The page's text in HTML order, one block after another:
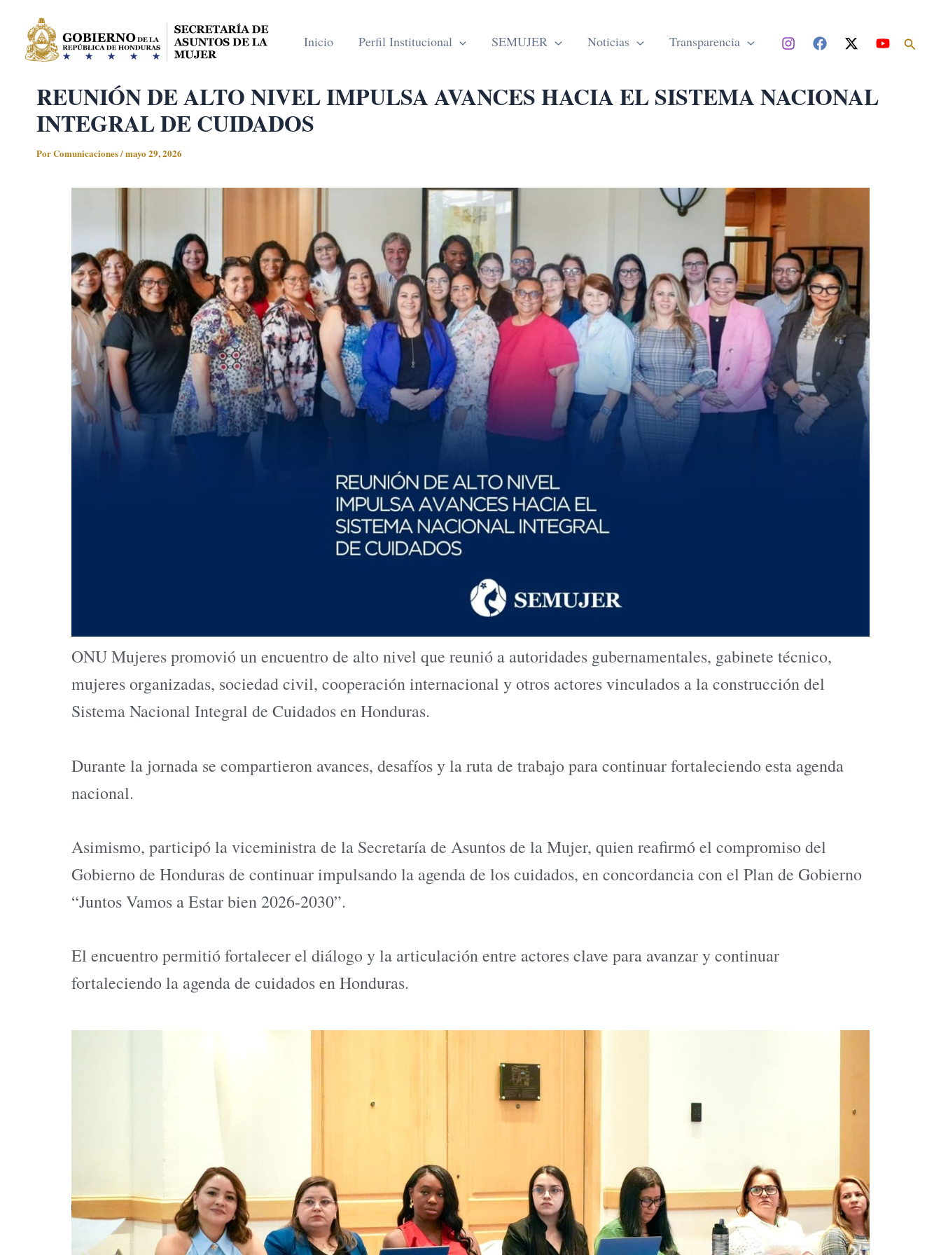
contenido
Inicio Perfil Institucional SEMUJER Noticias Transparencia Buscar
REUNIÓN DE ALTO NIVEL IMPULSA AVANCES HACIA EL SISTEMA NACIONAL
INTEGRAL DE CUIDADOS
PorComunicaciones/mayo 29, 2026
ONU Mujeres promovió un encuentro de alto nivel que reunió a autoridades gubernamentales, gabinete técnico,
mujeres organizadas, sociedad civil, cooperación internacional y otros actores vinculados a la construcción del
Sistema Nacional Integral de Cuidados en Honduras.
Durante la jornada se compartieron avances, desafíos y la ruta de trabajo para continuar fortaleciendo esta agenda
nacional.
Asimismo, participó la viceministra de la Secretaría de Asuntos de la Mujer, quien reafirmó el compromiso del
Gobierno de Honduras de continuar impulsando la agenda de los cuidados, en concordancia con el Plan de Gobierno
“Juntos Vamos a Estar bien 2026-2030”.
El encuentro permitió fortalecer el diálogo y la articulación entre actores clave para avanzar y continuar
fortaleciendo la agenda de cuidados en Honduras.